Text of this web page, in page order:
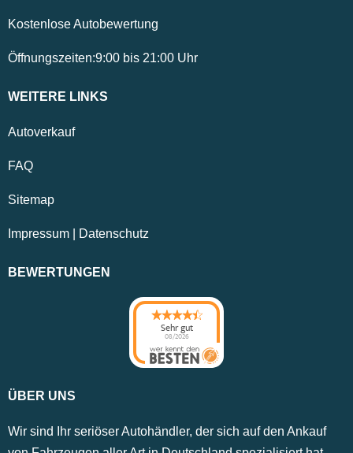
Kostenlose Autobewertung
Öffnungszeiten:9:00 bis 21:00 Uhr
WEITERE LINKS
Autoverkauf
FAQ
Sitemap
Impressum Datenschutz
BEWERTUNGEN
Sehr gut
08/2026
ÜBER UNS
Wir sind Ihr seriöser Autohändler, der sich auf den Ankauf